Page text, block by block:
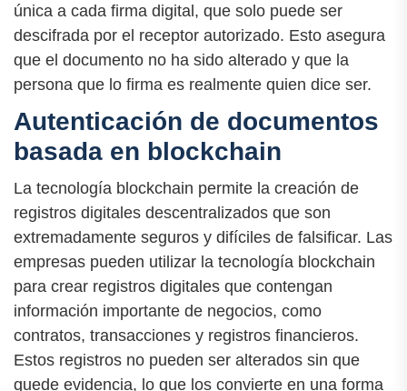
única a cada firma digital, que solo puede ser
descifrada por el receptor autorizado. Esto asegura
que el documento no ha sido alterado y que la
persona que lo firma es realmente quien dice ser.
Autenticación de documentos
basada en blockchain
La tecnología blockchain permite la creación de
registros digitales descentralizados que son
extremadamente seguros y difíciles de falsificar. Las
empresas pueden utilizar la tecnología blockchain
para crear registros digitales que contengan
información importante de negocios, como
contratos, transacciones y registros financieros.
Estos registros no pueden ser alterados sin que
quede evidencia, lo que los convierte en una forma